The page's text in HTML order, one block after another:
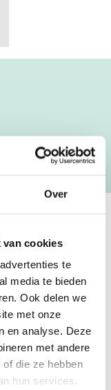
Over
van cookies
te
media te bieden
Ook delen we
met onze
en analyse. Deze
met andere
die ze hebben
hun services.
EN
NAAM
jaar ervaring met het
naar ons bedrijf al te
Onze
We beschilderen
in de stijl van